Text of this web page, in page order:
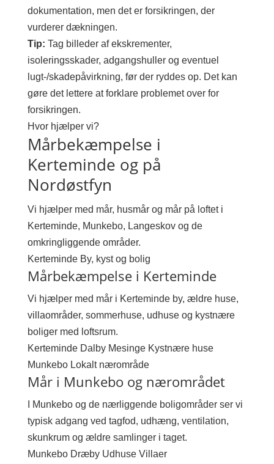
dokumentation, men det er forsikringen, der
vurderer dækningen.
Tip: Tag billeder af ekskrementer,
isoleringsskader, adgangshuller og eventuel
lugt-/skadepåvirkning, før der ryddes op. Det kan
gøre det lettere at forklare problemet over for
forsikringen.
Hvor hjælper vi?
Mårbekæmpelse i
Kerteminde og på
Nordøstfyn
Vi hjælper med mår, husmår og mår på loftet i
Kerteminde, Munkebo, Langeskov og de
omkringliggende områder.
Kerteminde By, kyst og bolig
Mårbekæmpelse i Kerteminde
Vi hjælper med mår i Kerteminde by, ældre huse,
villaområder, sommerhuse, udhuse og kystnære
boliger med loftsrum.
Kerteminde Dalby Mesinge Kystnære huse
Munkebo Lokalt nærområde
Mår i Munkebo og nærområdet
I Munkebo og de nærliggende boligområder ser vi
typisk adgang ved tagfod, udhæng, ventilation,
skunkrum og ældre samlinger i taget.
Munkebo Dræby Udhuse Villaer